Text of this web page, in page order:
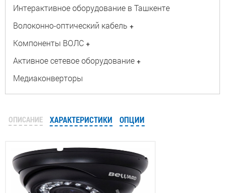
Интерактивное оборудование в Ташкенте
Волоконно-оптический кабель +
Компоненты ВОЛС +
Активное сетевое оборудование +
Медиаконверторы
ОПИСАНИЕ ХАРАКТЕРИСТИКИ ОПЦИИ